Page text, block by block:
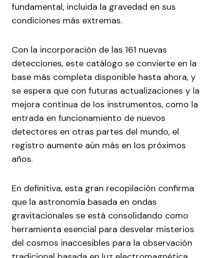
fundamental, incluida la gravedad en sus
condiciones más extremas.
Con la incorporación de las 161 nuevas
detecciones, este catálogo se convierte en la
base más completa disponible hasta ahora, y
se espera que con futuras actualizaciones y la
mejora continua de los instrumentos, como la
entrada en funcionamiento de nuevos
detectores en otras partes del mundo, el
registro aumente aún más en los próximos
años.
En definitiva, esta gran recopilación confirma
que la astronomía basada en ondas
gravitacionales se está consolidando como
herramienta esencial para desvelar misterios
del cosmos inaccesibles para la observación